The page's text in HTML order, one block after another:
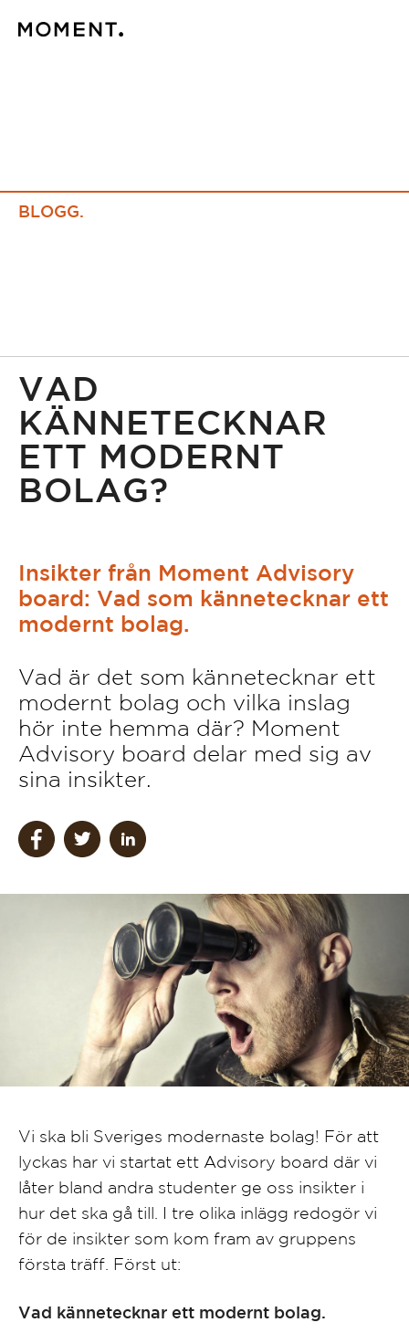
BLOGG.
VAD
KÄNNETECKNAR
ETT MODERNT
BOLAG?
Insikter från Moment Advisory
board: Vad som kännetecknar ett
modernt bolag.
Vad är det som kännetecknar ett
modernt bolag och vilka inslag
hör inte hemma där? Moment
Advisory board delar med sig av
sina insikter.
Vi ska bli Sveriges modernaste bolag! För att
lyckas har vi startat ett Advisory board där vi
låter bland andra studenter ge oss insikter i
hur det ska gå till. I tre olika inlägg redogör vi
för de insikter som kom fram av gruppens
första träff. Först ut:
Vad kännetecknar ett modernt bolag.